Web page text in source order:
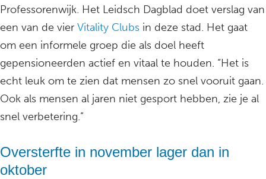
Professorenwijk. Het Leidsch Dagblad doet verslag van
een van de vier Vitality Clubs in deze stad. Het gaat
om een informele groep die als doel heeft
gepensioneerden actief en vitaal te houden. “Het is
echt leuk om te zien dat mensen zo snel vooruit gaan.
Ook als mensen al jaren niet gesport hebben, zie je al
snel verbetering.”
Oversterfte in november lager dan in
oktober